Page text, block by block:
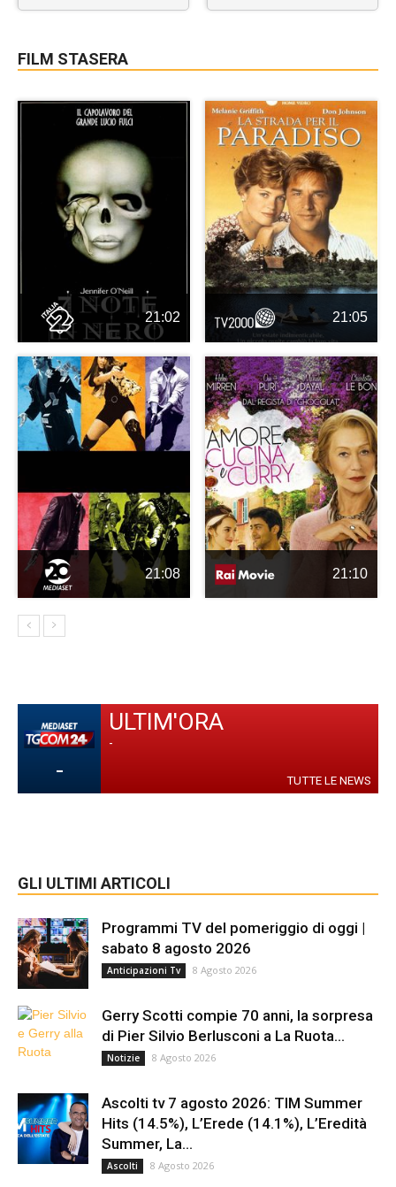
FILM STASERA
21:02 21:05
21:08 21:10
-
ULTIM'ORA
-
TUTTE LE NEWS
GLI ULTIMI ARTICOLI
Programmi TV del pomeriggio di oggi |
sabato 8 agosto 2026
Anticipazioni Tv 8 Agosto 2026
Gerry Scotti compie 70 anni, la sorpresa
di Pier Silvio Berlusconi a La Ruota...
Notizie 8 Agosto 2026
Ascolti tv 7 agosto 2026: TIM Summer
Hits (14.5%), L’Erede (14.1%), L’Eredità
Summer, La...
Ascolti 8 Agosto 2026